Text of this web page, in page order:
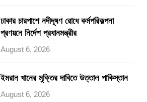
ঢাকার চারপাশে নদীদূষণ রোধে কর্মপরিকল্পনা
প্রণয়নে নির্দেশ প্রধানমন্ত্রীর
August 6, 2026
ইমরান খানের মুক্তির দাবিতে উত্তাল পাকিস্তান
August 6, 2026